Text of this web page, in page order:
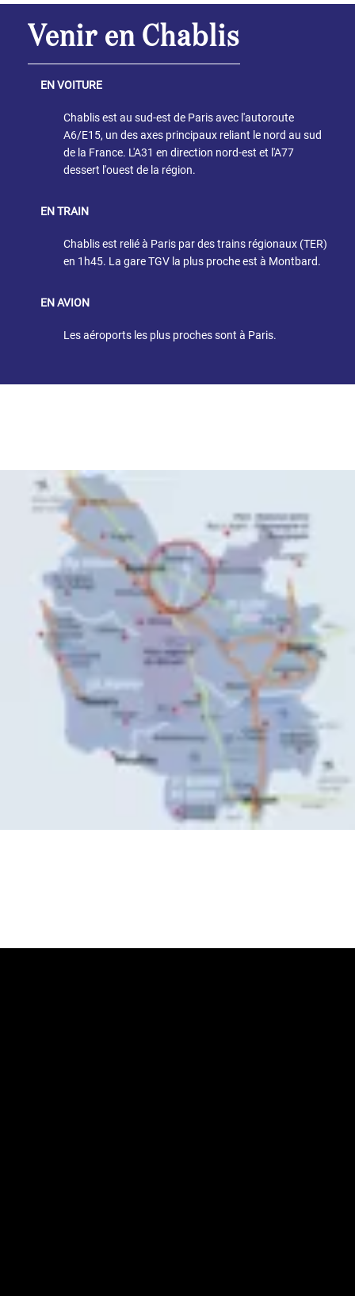
Venir en Chablis
EN VOITURE
Chablis est au sud-est de Paris avec l'autoroute
A6/E15, un des axes principaux reliant le nord au sud
de la France. L'A31 en direction nord-est et l'A77
dessert l'ouest de la région.
EN TRAIN
Chablis est relié à Paris par des trains régionaux (TER)
en 1h45. La gare TGV la plus proche est à Montbard.
EN AVION
Les aéroports les plus proches sont à Paris.